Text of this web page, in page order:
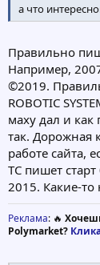
а что
Правильно
Например,
©2019.
ROBOTIC
маху дал и как
так. Дорожная
работе сайта,
ТС пишет
2015. Какие-то
Реклама: 🔥
Polymarket?